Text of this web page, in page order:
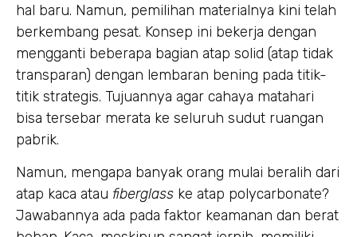
hal baru. Namun, pemilihan materialnya kini telah
berkembang pesat. Konsep ini bekerja dengan
mengganti beberapa bagian atap solid (atap tidak
transparan) dengan lembaran bening pada titik-
titik strategis. Tujuannya agar cahaya matahari
bisa tersebar merata ke seluruh sudut ruangan
pabrik.
Namun, mengapa banyak orang mulai beralih dari
atap kaca atau fiberglass ke atap polycarbonate?
Jawabannya ada pada faktor keamanan dan berat